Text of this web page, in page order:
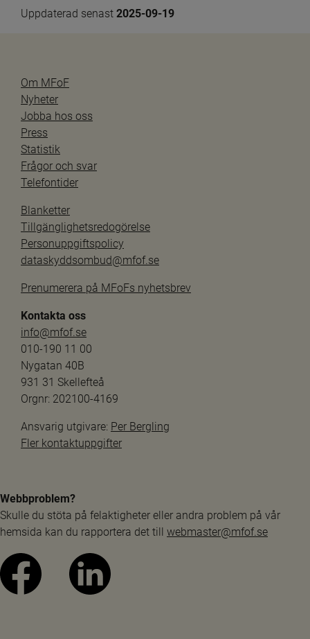
Uppdaterad senast 2025-09-19
Om MFoF
Nyheter
Jobba hos oss
Press
Statistik
Frågor och svar
Telefontider
Blanketter
Tillgänglighetsredogörelse
Personuppgiftspolicy
dataskyddsombud@mfof.se
Prenumerera på MFoFs nyhetsbrev
Kontakta oss
info@mfof.se
010-190 11 00
Nygatan 40B
931 31 Skellefteå
Orgnr: 202100-4169
Ansvarig utgivare: Per Bergling
Fler kontaktuppgifter
Webbproblem?
Skulle du stöta på felaktigheter eller andra problem på vår
hemsida kan du rapportera det till webmaster@mfof.se